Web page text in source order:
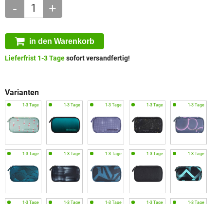
- +
in den Warenkorb
Lieferfrist 1-3 Tagesofort versandfertig!
Varianten